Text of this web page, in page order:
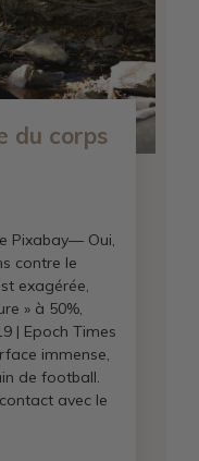
du corps
Pixabay— Oui,
contre le
exagérée,
» à 50%,
| Epoch Times
immense,
de football.
avec le